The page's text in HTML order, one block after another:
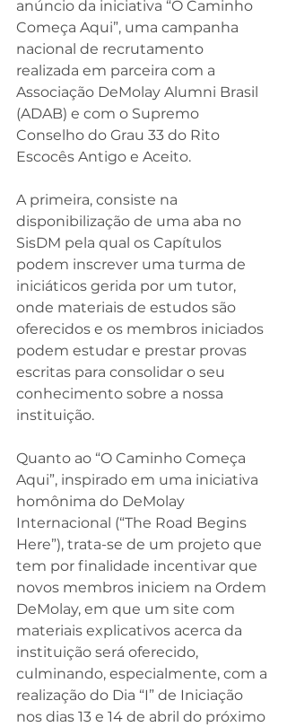
anúncio da iniciativa “O Caminho
Começa Aqui”, uma campanha
nacional de recrutamento
realizada em parceira com a
Associação DeMolay Alumni Brasil
(ADAB) e com o Supremo
Conselho do Grau 33 do Rito
Escocês Antigo e Aceito.
A primeira, consiste na
disponibilização de uma aba no
SisDM pela qual os Capítulos
podem inscrever uma turma de
iniciáticos gerida por um tutor,
onde materiais de estudos são
oferecidos e os membros iniciados
podem estudar e prestar provas
escritas para consolidar o seu
conhecimento sobre a nossa
instituição.
Quanto ao “O Caminho Começa
Aqui”, inspirado em uma iniciativa
homônima do DeMolay
Internacional (“The Road Begins
Here”), trata-se de um projeto que
tem por finalidade incentivar que
novos membros iniciem na Ordem
DeMolay, em que um site com
materiais explicativos acerca da
instituição será oferecido,
culminando, especialmente, com a
realização do Dia “I” de Iniciação
nos dias 13 e 14 de abril do próximo